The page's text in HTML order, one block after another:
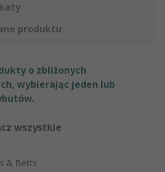
produktu
o zbliżonych
wybierając jeden lub
wszystkie
& Betts